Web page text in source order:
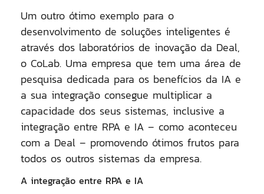
Um outro ótimo exemplo para o
desenvolvimento de soluções inteligentes é
através dos laboratórios de inovação da Deal,
o CoLab. Uma empresa que tem uma área de
pesquisa dedicada para os benefícios da IA e
a sua integração consegue multiplicar a
capacidade dos seus sistemas, inclusive a
integração entre RPA e IA – como aconteceu
com a Deal – promovendo ótimos frutos para
todos os outros sistemas da empresa.
A integração entre RPA e IA